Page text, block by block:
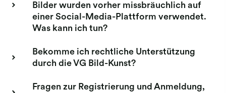
Bilder wurden vorher missbräuchlich auf
einer Social-Media-Plattform verwendet.
Was kann ich tun?
Bekomme ich rechtliche Unterstützung
durch die VG Bild-Kunst?
Fragen zur Registrierung und Anmeldung,